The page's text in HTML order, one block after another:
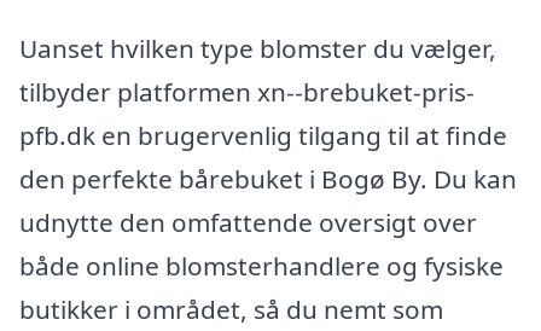
Uanset hvilken type blomster du vælger,
tilbyder platformen xn--brebuket-pris-
pfb.dk en brugervenlig tilgang til at finde
den perfekte bårebuket i Bogø By. Du kan
udnytte den omfattende oversigt over
både online blomsterhandlere og fysiske
butikker i området, så du nemt som